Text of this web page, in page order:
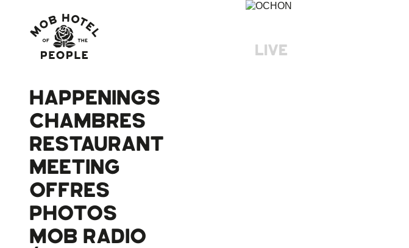
HAPPENINGS
CHAMBRES
RESTAURANT
MEETING
OFFRES
PHOTOS
MOB RADIO
LIVE